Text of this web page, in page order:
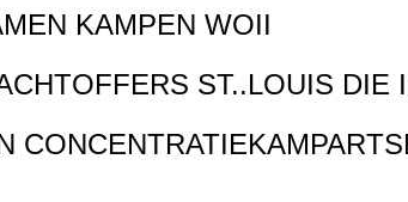
KAMPEN WOII
ST..LOUIS